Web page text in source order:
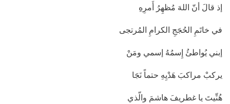
إذ قالَ أنّ اللهَ مُظهِرُ أَمرِهِ
في خاتَمِ الحُجَجِ الكرامِ المُرتجى
إبني يُواطئُ إِسمُهُ إسمي ومَنْ
يركبْ مراكبَ هَدْيِهِ حتماً نَجَا
هُنِّيتَ يا غطريفَ هاشمَ والّذي